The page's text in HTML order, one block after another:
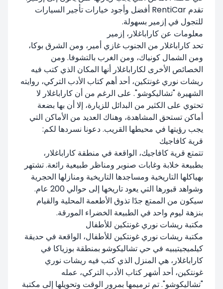
تقدم RentiCar أفضل وأجود خيارات تأجير السيارات
للتجول في إزمير بسهولة.
معلومات عن كاراباغلار، إزمير
تحد كاراباغلار من الجنوب غازي أمير، ومن الشرق بوكا،
ومن الشمال كونياك، ومن الغرب بالتشوفا. ومن
الخصائص الأخرى لكاراباغلار أنها المكان الذي كتب فيه
ريشات نوري غونتكين، أحد أهم كتاب الأدب التركي، روايته
الشهيرة "تشاليكوشو". على الرغم من أن كاراباغلار لا
تحتوي على الكثير من البدائل للزيارة، إلا أن بها بضعة
أماكن تستحق المشاهدة، وهناك العديد من الأماكن التي
يجب رؤيتها في محيطها القريب. دعونا نسردها لكم:
قرية كافاجيك
تتمتع قرية كافاجيك، الواقعة في منطقة كاراباغلار،
بطبيعة خلابة وغابات صنوبر ومناظر طبيعية رائعة. تشتهر
بهياكلها التاريخية ومساجدها التاريخية ومنازلها الحجرية
وشواهد قبورها التي يعود تاريخها إلى حوالي 200 عام.
سيكون من الممتع جدًا تذوق الأطعمة المحلية والقيام
بنزهة ليوم واحد في الطبيعة الخضراء المورقة.
مكتبة ريشات نوري غونتكين للأطفال
مكتبة ريشات نوري غونتكين للأطفال، الواقعة في حديقة
كيلميجيتيبيه في حي تشاليكوشو بمنطقة بوزياكا في
كاراباغلار، هي المنزل الذي كتب فيه ريشات نوري
غونتكين، أحد أشهر كتاب الأدب التركي، عمله
"تشاليكوشو". تم ترميمها بمرور الوقت وتحويلها إلى مكتبة